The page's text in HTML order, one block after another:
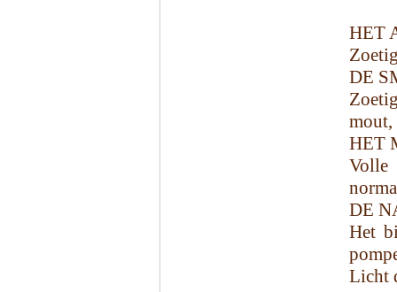
HET
DE
mout,
HET
DE
Het
Licht